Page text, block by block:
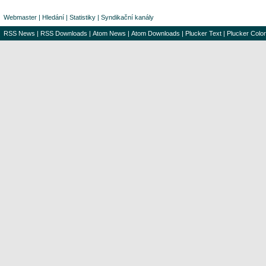
Webmaster | Hledání | Statistiky | Syndikační kanály
RSS News | RSS Downloads | Atom News | Atom Downloads | Plucker Text | Plucker Color